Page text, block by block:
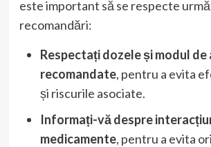
este important să se respecte
recomandări:
Respectați dozele și modul
recomandate, pentru a evita
și riscurile asociate.
Informați-vă despre
medicamente, pentru a evita